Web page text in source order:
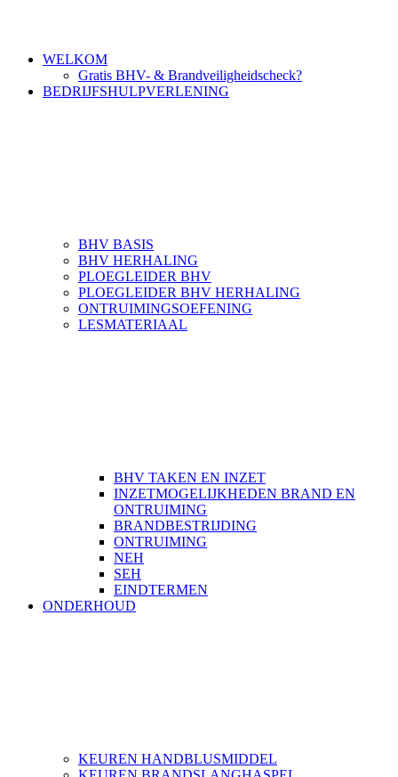
WELKOM
Gratis BHV- & Brandveiligheidscheck?
BEDRIJFSHULPVERLENING
BHV BASIS
BHV HERHALING
PLOEGLEIDER BHV
PLOEGLEIDER BHV HERHALING
ONTRUIMINGSOEFENING
LESMATERIAAL
BHV TAKEN EN INZET
INZETMOGELIJKHEDEN BRAND EN
ONTRUIMING
BRANDBESTRIJDING
ONTRUIMING
NEH
SEH
EINDTERMEN
ONDERHOUD
KEUREN HANDBLUSMIDDEL